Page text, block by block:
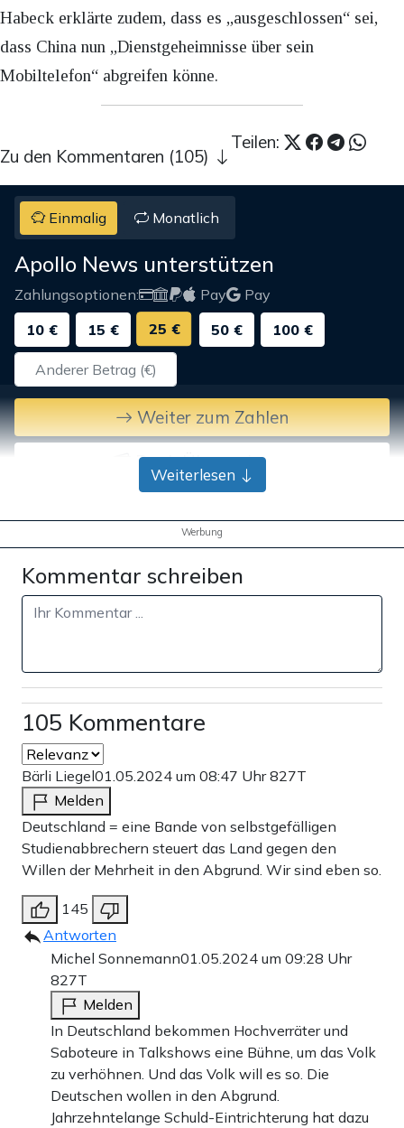
Habeck erklärte zudem, dass es „ausgeschlossen“ sei,
dass China nun „Dienstgeheimnisse über sein
Mobiltelefon“ abgreifen könne.
Teilen:
Zu den Kommentaren (105)
Einmalig Monatlich
Apollo News unterstützen
Zahlungsoptionen: Pay
Pay
10 €
15 € 25 € 50 € 100 €
Weiter zum Zahlen
Bank-Überweisung
Weiterlesen
Werbung
Kommentar schreiben
105 Kommentare
Bärli Liegel01.05.2024 um 08:47 Uhr827T
Melden
Deutschland = eine Bande von selbstgefälligen
Studienabbrechern steuert das Land gegen den
Willen der Mehrheit in den Abgrund. Wir sind eben so.
145
Antworten
Michel Sonnemann01.05.2024 um 09:28 Uhr
827T
Melden
In Deutschland bekommen Hochverräter und
Saboteure in Talkshows eine Bühne, um das Volk
zu verhöhnen. Und das Volk will es so. Die
Deutschen wollen in den Abgrund.
Jahrzehntelange Schuld-Eintrichterung hat dazu